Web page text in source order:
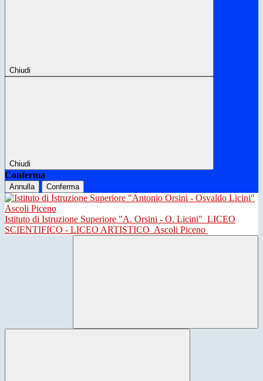
Chiudi
Chiudi
Conferma
Annulla Conferma
Istituto di Istruzione Superiore "A. Orsini - O. Licini" LICEO
SCIENTIFICO - LICEO ARTISTICO Ascoli Piceno